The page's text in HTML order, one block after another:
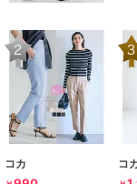
コカ コ